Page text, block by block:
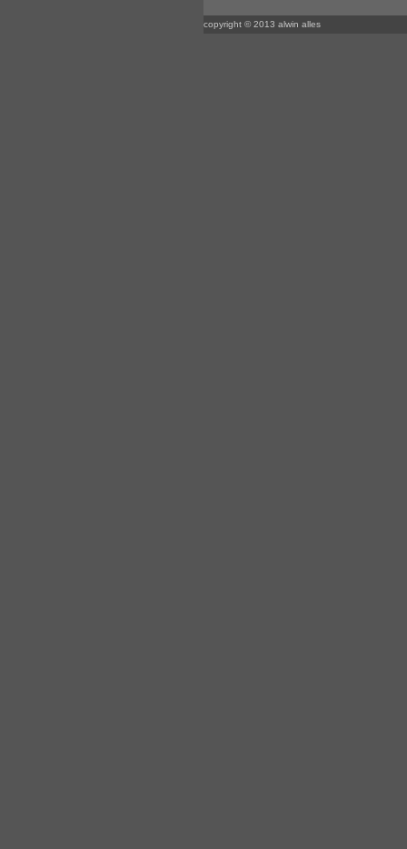
copyright © 2013 alwin alles